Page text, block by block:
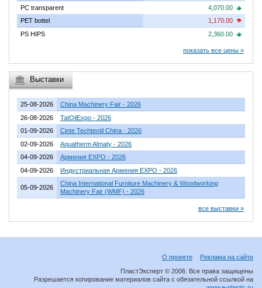
PC transparent
4,070.00
PET bottel
1,170.00
PS HIPS
2,360.00
показать все цены »
Выставки
25-08-2026
China Machinery Fair - 2026
26-08-2026
TatOilExpo - 2026
01-09-2026
Cinte Techtextil China - 2026
02-09-2026
Aquatherm Almaty - 2026
04-09-2026
Армения EXPO - 2026
04-09-2026
Индустриальная Армения EXPO - 2026
05-09-2026
China International Furniture Machinery & Woodworking
Machinery Fair (WMF) - 2026
все выставки »
О проекте
Реклама на сайте
ПластЭксперт © 2006. Все права защищены
Разрешается копирование материалов сайта с обязательной ссылкой на